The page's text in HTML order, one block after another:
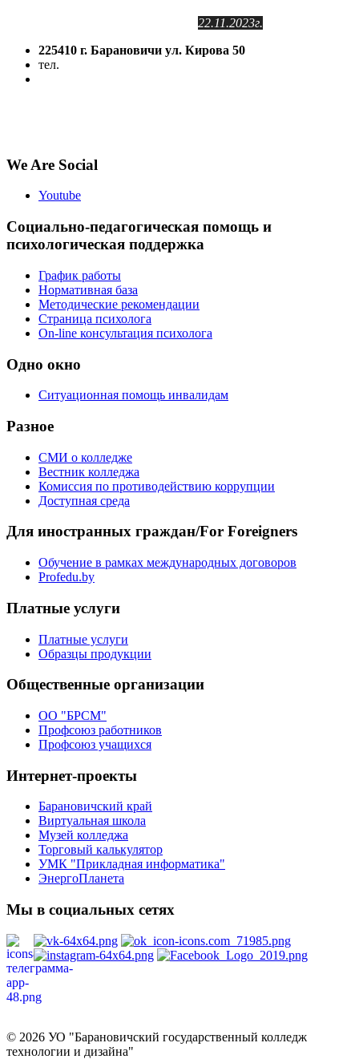
22.11.2023г.
225410 г. Барановичи ул. Кирова 50
тел.
We Are Social
Youtube
Социально-педагогическая помощь и
психологическая поддержка
График работы
Нормативная база
Методические рекомендации
Страница психолога
On-line консультация психолога
Одно окно
Ситуационная помощь инвалидам
Разное
СМИ о колледже
Вестник колледжа
Комиссия по противодействию коррупции
Доступная среда
Для иностранных граждан/For Foreigners
Обучение в рамках международных договоров
Profedu.by
Платные услуги
Платные услуги
Образцы продукции
Общественные организации
ОО "БРСМ"
Профсоюз работников
Профсоюз учащихся
Интернет-проекты
Барановичский край
Виртуальная школа
Музей колледжа
Торговый калькулятор
УМК "Прикладная информатика"
ЭнергоПланета
Мы в социальных сетях
© 2026 УО "Барановичский государственный колледж
технологии и дизайна"